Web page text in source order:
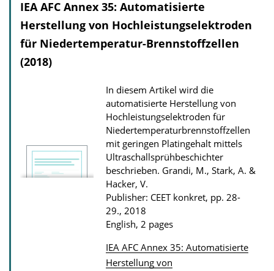
c
a
t
n
D
o
w
n
l
o
a
s
IEA AFC Annex 35: Automatisierte
Herstellung von Hochleistungselektroden
für Niedertemperatur-Brennstoffzellen
(2018)
In diesem Artikel wird die
automatisierte Herstellung von
Hochleistungselektroden für
Niedertemperaturbrennstoffzellen
mit geringen Platingehalt mittels
Ultraschallsprühbeschichter
beschrieben. Grandi, M., Stark, A. &
Hacker, V.
Publisher: CEET konkret, pp. 28-
29., 2018
English, 2 pages
P
IEA AFC Annex 35: Automatisierte
Herstellung von